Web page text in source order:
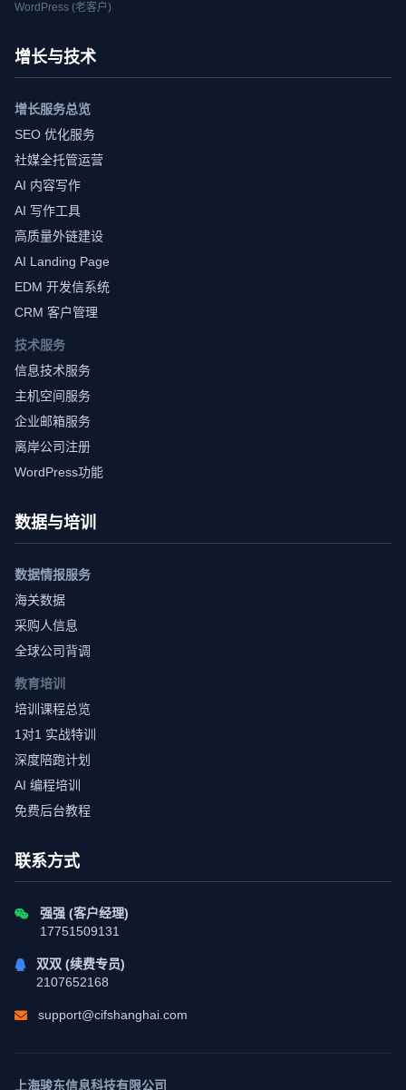
WordPress (老客户)
增长与技术
增长服务总览
SEO 优化服务
社媒全托管运营
AI 内容写作
AI 写作工具
高质量外链建设
AI Landing Page
EDM 开发信系统
CRM 客户管理
技术服务
信息技术服务
主机空间服务
企业邮箱服务
离岸公司注册
WordPress功能
数据与培训
数据情报服务
海关数据
采购人信息
全球公司背调
教育培训
培训课程总览
1对1 实战特训
深度陪跑计划
AI 编程培训
免费后台教程
联系方式
强强 (客户经理)
17751509131
双双 (续费专员)
2107652168
support@cifshanghai.com
上海骏东信息科技有限公司